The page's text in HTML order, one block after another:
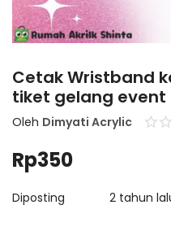
Login
Register
Cetak Wristband
tiket gelang event
Oleh Dimyati Acrylic
Rp350
Diposting 2 tahun